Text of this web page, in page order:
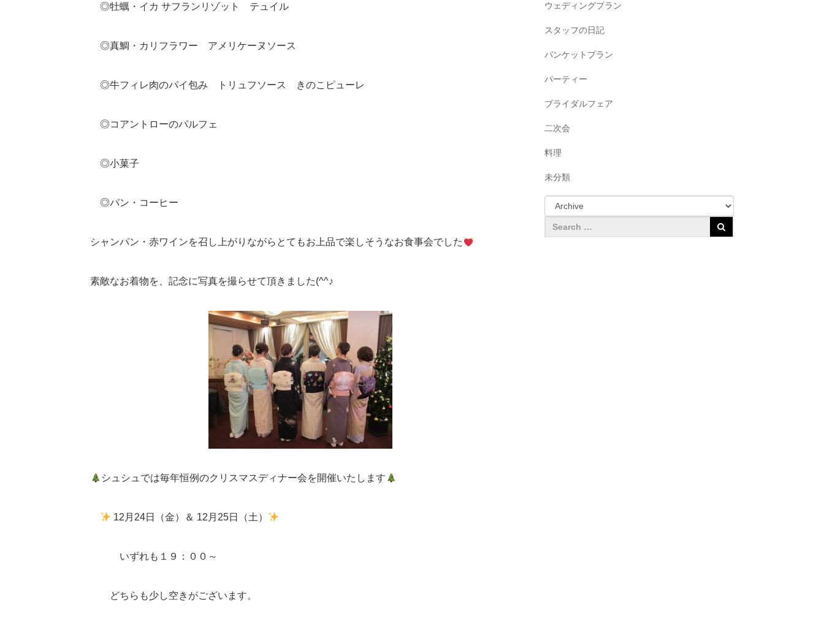
◎牡蠣・イカ サフランリゾット テュイル
◎真鯛・カリフラワー アメリケーヌソース
◎牛フィレ肉のパイ包み トリュフソース きのこピューレ
◎コアントローのパルフェ
◎小菓子
◎パン・コーヒー
シャンパン・赤ワインを召し上がりながらとてもお上品で楽しそうなお食事会でした
素敵なお着物を、記念に写真を撮らせて頂きました(^^♪
シュシュでは毎年恒例のクリスマスディナー会を開催いたします
12月24日（金）＆ 12月25日（土）
いずれも１９：００～
どちらも少し空きがございます。
ウェディングプラン
スタッフの日記
バンケットプラン
パーティー
ブライダルフェア
二次会
料理
未分類